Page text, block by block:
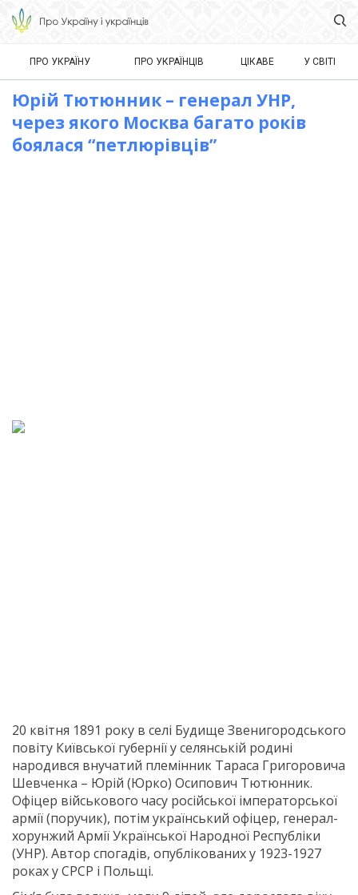
ПРО УКРАЇНУ ПРО УКРАЇНЦІВ ЦІКАВЕ У СВІТІ
Юрій Тютюнник – генерал УНР,
через якого Москва багато років
боялася “петлюрівців”
20 квітня 1891 року в селі Будище Звенигородського
повіту Київської губернії у селянській родині
народився внучатий племінник Тараса Григоровича
Шевченка – Юрій (Юрко) Осипович Тютюнник.
Офіцер військового часу російської імператорської
армії (поручик), потім український офіцер, генерал-
хорунжий Армії Української Народної Республіки
(УНР). Автор спогадів, опублікованих у 1923-1927
роках у СРСР і Польщі.